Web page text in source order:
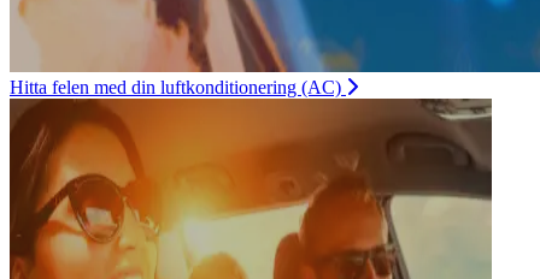
Hitta felen med din luftkonditionering (AC)